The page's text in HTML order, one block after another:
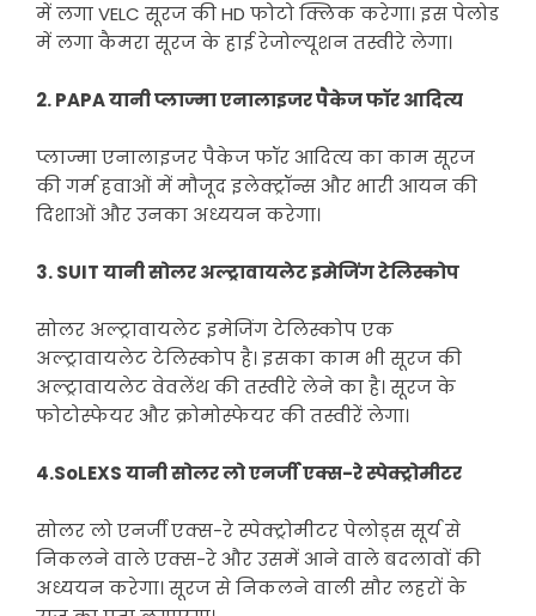
में लगा VELC सूरज की HD फोटो क्लिक करेगा। इस पेलोड
में लगा कैमरा सूरज के हाई रेजोल्यूशन तस्वीरे लेगा।
2. PAPA यानी प्लाज्मा एनालाइजर पैकेज फॉर आदित्य
प्लाज्मा एनालाइजर पैकेज फॉर आदित्य का काम सूरज
की गर्म हवाओं में मौजूद इलेक्ट्रॉन्स और भारी आयन की
दिशाओं और उनका अध्ययन करेगा।
3. SUIT यानी सोलर अल्ट्रावायलेट इमेजिंग टेलिस्कोप
सोलर अल्ट्रावायलेट इमेजिंग टेलिस्कोप एक
अल्ट्रावायलेट टेलिस्कोप है। इसका काम भी सूरज की
अल्ट्रावायलेट वेवलेंथ की तस्वीरे लेने का है। सूरज के
फोटोस्फेयर और क्रोमोस्फेयर की तस्वीरें लेगा।
4.SoLEXS यानी सोलर लो एनर्जी एक्स-रे स्पेक्ट्रोमीटर
सोलर लो एनर्जी एक्स-रे स्पेक्ट्रोमीटर पेलोड्स सूर्य से
निकलने वाले एक्स-रे और उसमें आने वाले बदलावों की
अध्ययन करेगा। सूरज से निकलने वाली सौर लहरों के